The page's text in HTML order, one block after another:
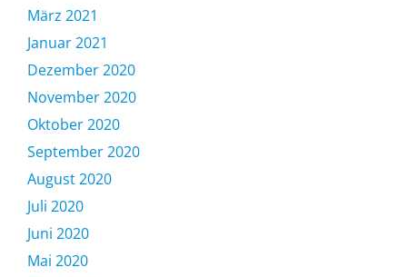
März 2021
Januar 2021
Dezember 2020
November 2020
Oktober 2020
September 2020
August 2020
Juli 2020
Juni 2020
Mai 2020